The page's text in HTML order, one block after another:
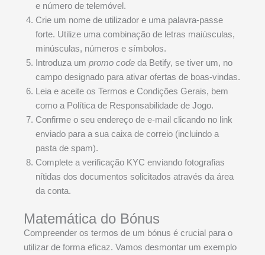
e número de telemóvel.
Crie um nome de utilizador e uma palavra-passe
forte. Utilize uma combinação de letras maiúsculas,
minúsculas, números e símbolos.
Introduza um promo code da Betify, se tiver um, no
campo designado para ativar ofertas de boas-vindas.
Leia e aceite os Termos e Condições Gerais, bem
como a Política de Responsabilidade de Jogo.
Confirme o seu endereço de e-mail clicando no link
enviado para a sua caixa de correio (incluindo a
pasta de spam).
Complete a verificação KYC enviando fotografias
nítidas dos documentos solicitados através da área
da conta.
Matemática do Bónus
Compreender os termos de um bónus é crucial para o
utilizar de forma eficaz. Vamos desmontar um exemplo